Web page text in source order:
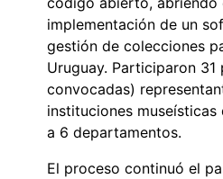
implementación de un
gestión de colecciones
Uruguay. Participaron
convocadas)
instituciones
a 6 departamentos.
El proceso continuó el